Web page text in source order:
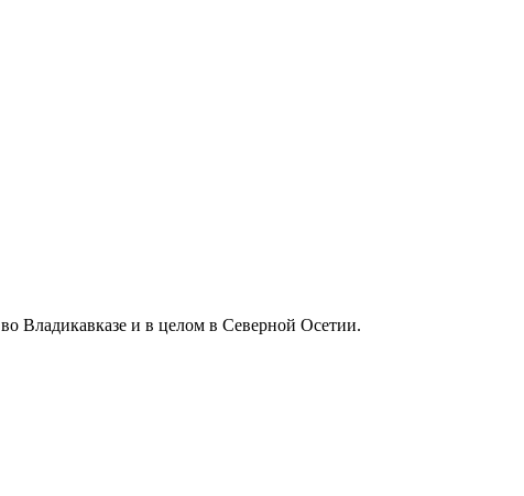
Владикавказе и в целом в Северной Осетии.